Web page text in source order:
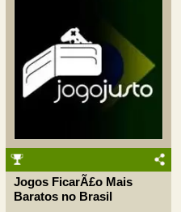
Jogos FicarÃ£o Mais
Baratos no Brasil